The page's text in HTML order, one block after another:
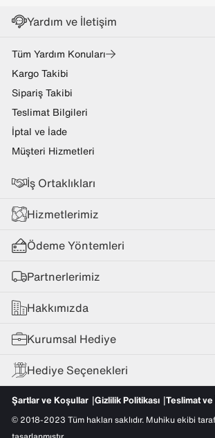
Yardım ve İletişim
Tüm Yardım Konuları
Kargo Takibi
Sipariş Takibi
Teslimat Bilgileri
İptal ve İade
Müşteri Hizmetleri
İş Ortaklıkları
Hizmetlerimiz
Ödeme Yöntemleri
Partnerlerimiz
Hakkımızda
Kurumsal Hediye
Hediye Seçenekleri
Şartlar ve Koşullar Gizlilik Politikası Teslimat
© 2018-2023 Tüm hakları saklıdır. Muhiku ekibi